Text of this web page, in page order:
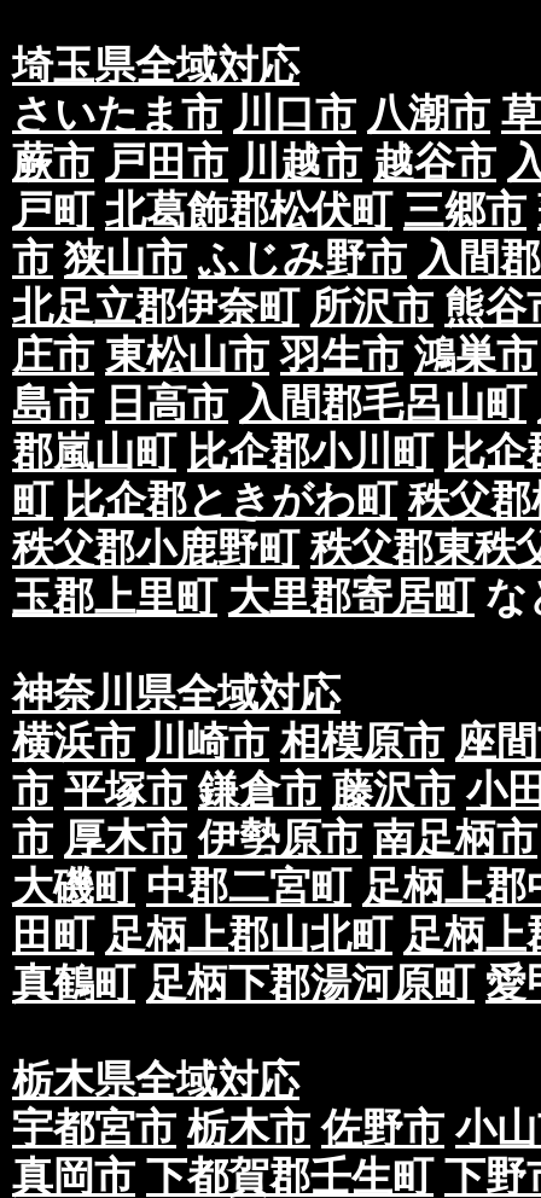
埼玉県全域対応
さいたま市 川口市 八潮市
蕨市 戸田市 川越市 越谷市
戸町 北葛飾郡松伏町 三郷市
市 狭山市 ふじみ野市 入間
北足立郡伊奈町 所沢市 熊谷
庄市 東松山市 羽生市 鴻巣市
島市 日高市 入間郡毛呂山町
郡嵐山町 比企郡小川町 比
町 比企郡ときがわ町 秩父
秩父郡小鹿野町 秩父郡東秩
玉郡上里町 大里郡寄居町な
神奈川県全域対応
横浜市 川崎市 相模原市 座
市 平塚市 鎌倉市 藤沢市 小
市 厚木市 伊勢原市 南足柄市
大磯町 中郡二宮町 足柄上郡
田町 足柄上郡山北町 足柄上
真鶴町 足柄下郡湯河原町 愛
栃木県全域対応
宇都宮市 栃木市 佐野市 小
真岡市 下都賀郡壬生町 下野